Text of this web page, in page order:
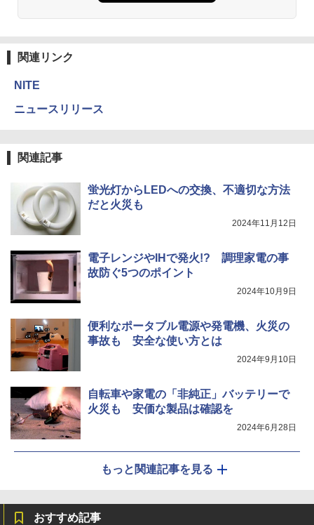
関連リンク
NITE
ニュースリリース
関連記事
蛍光灯からLEDへの交換、不適切な方法
だと火災も
2024年11月12日
電子レンジやIHで発火!? 調理家電の事
故防ぐ5つのポイント
2024年10月9日
便利なポータブル電源や発電機、火災の
事故も 安全な使い方とは
2024年9月10日
自転車や家電の「非純正」バッテリーで
火災も 安価な製品は確認を
2024年6月28日
もっと関連記事を見る
おすすめ記事